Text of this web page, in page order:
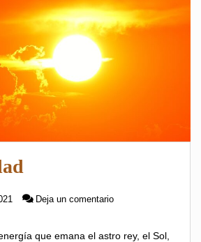
Deja un comentario
que emana el astro rey, el Sol,